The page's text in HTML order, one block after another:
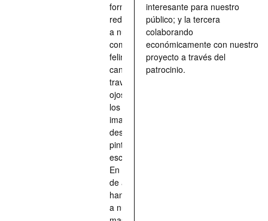
forma de
redescubrir
a nuestros
compañeros
felinos y
caninos a
través de los
ojos quienes
los han
imaginado,
descrito,
pintado,
esculpido...
En definitiva,
de aquellos
han situado
a nuestras
interesante para nuestro
público; y la tercera
colaborando
económicamente con nuestro
proyecto a través del
patrocinio.